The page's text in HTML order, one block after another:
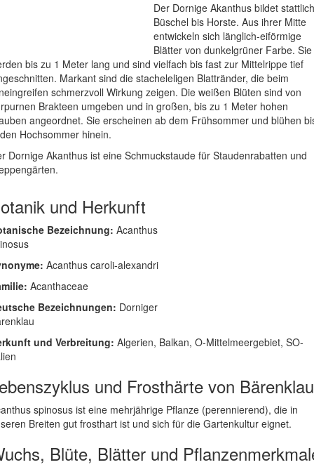
Der Dornige Akanthus bildet
Büschel bis Horste. Aus ihrer Mitte
entwickeln sich länglich-eiförmige
Blätter von dunkelgrüner Farbe. Sie
bis zu 1 Meter lang und sind vielfach bis fast zur Mittelrippe tief
Markant sind die stacheleligen Blattränder, die beim
schmerzvoll Wirkung zeigen. Die weißen Blüten sind von
Brakteen umgeben und in großen, bis zu 1 Meter hohen
angeordnet. Sie erscheinen ab dem Frühsommer und blühen
Hochsommer hinein.
Dornige Akanthus ist eine Schmuckstaude für Staudenrabatten und
und Herkunft
Bezeichnung: Acanthus
Acanthus caroli-alexandri
Acanthaceae
Bezeichnungen: Dorniger
und Verbreitung: Algerien, Balkan, O-Mittelmeergebiet, SO-
und Frosthärte von Bärenklau
spinosus ist eine mehrjährige Pflanze (perennierend), die in
Breiten gut frosthart ist und sich für die Gartenkultur eignet.
Blüte, Blätter und